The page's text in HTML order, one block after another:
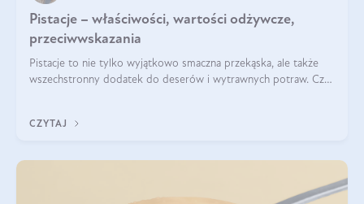
Pistacje – właściwości, wartości odżywcze,
przeciwwskazania
Pistacje to nie tylko wyjątkowo smaczna przekąska, ale także
wszechstronny dodatek do deserów i wytrawnych potraw. Czy
CZYTAJ